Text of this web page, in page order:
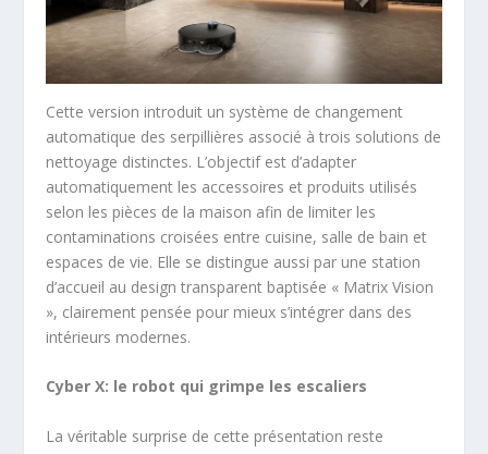
Cette version introduit un système de changement
automatique des serpillières associé à trois solutions de
nettoyage distinctes. L’objectif est d’adapter
automatiquement les accessoires et produits utilisés
selon les pièces de la maison afin de limiter les
contaminations croisées entre cuisine, salle de bain et
espaces de vie. Elle se distingue aussi par une station
d’accueil au design transparent baptisée « Matrix Vision
», clairement pensée pour mieux s’intégrer dans des
intérieurs modernes.
Cyber X: le robot qui grimpe les escaliers
La véritable surprise de cette présentation reste